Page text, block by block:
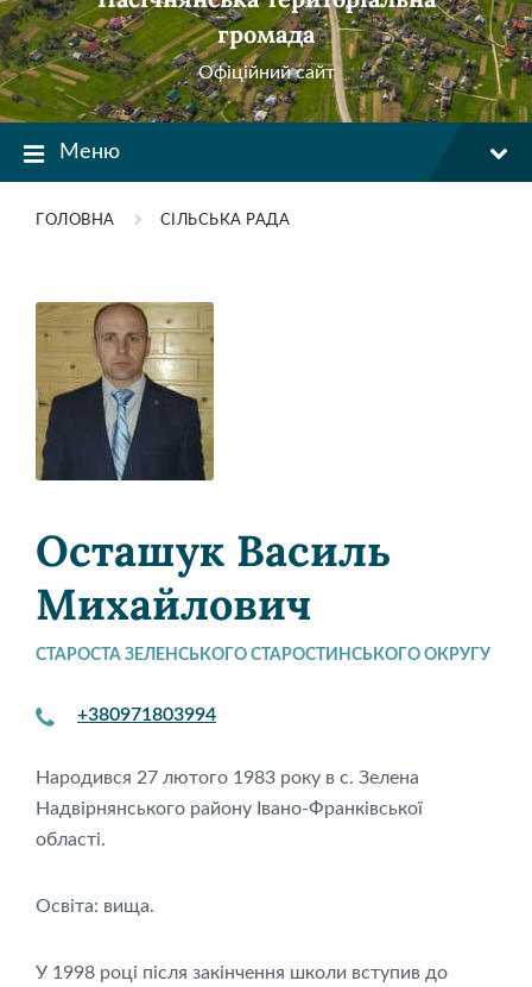
громада
Офіційний сайт
Меню
ГОЛОВНА СІЛЬСЬКА РАДА
Осташук Василь
Михайлович
СТАРОСТА ЗЕЛЕНСЬКОГО СТАРОСТИНСЬКОГО ОКРУГУ
+380971803994
Народився 27 лютого 1983 року в с. Зелена
Надвірнянського району Івано-Франківської
області.
Освіта: вища.
У 1998 році після закінчення школи вступив до